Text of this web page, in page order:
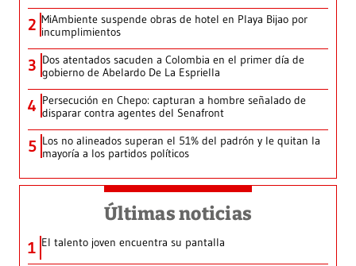
2 MiAmbiente suspende obras de hotel en Playa Bijao por
incumplimientos
3 Dos atentados sacuden a Colombia en el primer día de
gobierno de Abelardo De La Espriella
4 Persecución en Chepo: capturan a hombre señalado de
disparar contra agentes del Senafront
5 Los no alineados superan el 51% del padrón y le quitan la
mayoría a los partidos políticos
Últimas noticias
1 El talento joven encuentra su pantalla​